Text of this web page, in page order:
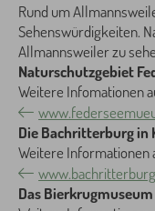
Rund um
Sehenswürdigkeiten.
Allmannsweiler zu
Naturschutzgebiet
Weitere Infomationen
Die Bachritterburg in
Weitere Informationen
Das